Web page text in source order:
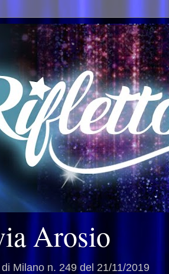
Arosio
Milano n. 249 del 21/11/2019